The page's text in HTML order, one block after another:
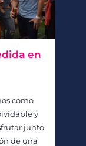
en
como
y
junto
de una